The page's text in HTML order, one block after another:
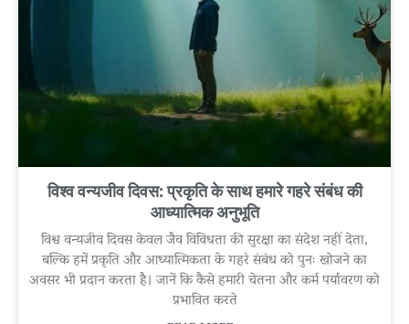
विश्व वन्यजीव दिवस: प्रकृति के साथ हमारे गहरे संबंध की
आध्यात्मिक अनुभूति
विश्व वन्यजीव दिवस केवल जैव विविधता की सुरक्षा का संदेश नहीं देता,
बल्कि हमें प्रकृति और आध्यात्मिकता के गहरे संबंध को पुनः खोजने का
अवसर भी प्रदान करता है। जानें कि कैसे हमारी चेतना और कर्म पर्यावरण को
प्रभावित करते